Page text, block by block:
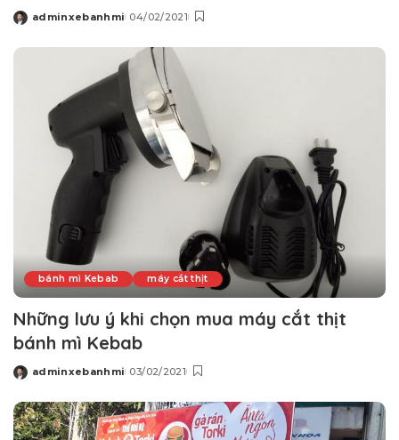
Posted
adminxebanhmi 04/02/2021
bánh mì Kebab máy cắt thịt
Những lưu ý khi chọn mua máy cắt thịt
bánh mì Kebab
Posted
adminxebanhmi 03/02/2021